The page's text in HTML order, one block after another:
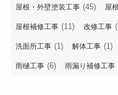
屋根・外壁塗装工事 (45) 屋
屋根補修工事 (11) 改修工事
洗面所工事 (1) 解体工事 (1)
雨樋工事 (6) 雨漏り補修工事